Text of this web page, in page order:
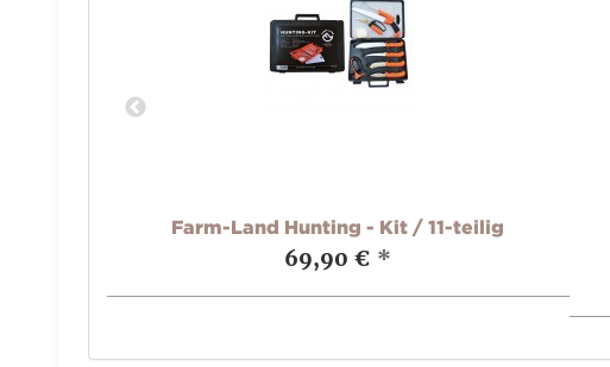
Farm-Land Hunting - Kit / 11-teilig
69,90 € *